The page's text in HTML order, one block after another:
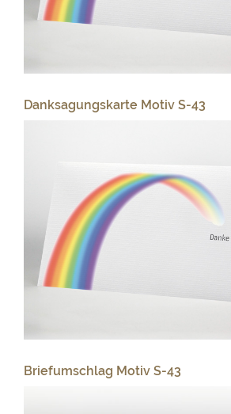
Danksagungskarte Motiv S-43
Briefumschlag Motiv S-43